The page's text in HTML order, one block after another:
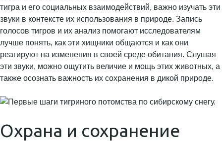
тигра и его социальных взаимодействий, важно изучать эти
звуки в контексте их использования в природе. Запись
голосов тигров и их анализ помогают исследователям
лучше понять, как эти хищники общаются и как они
реагируют на изменения в своей среде обитания. Слушая
эти звуки, можно ощутить величие и мощь этих животных, а
также осознать важность их сохранения в дикой природе.
Охрана и сохранение